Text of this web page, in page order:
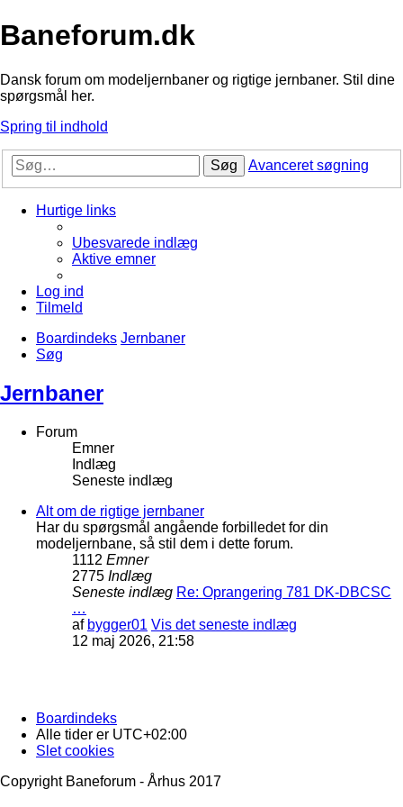
Baneforum.dk
Dansk forum om modeljernbaner og rigtige jernbaner. Stil dine
spørgsmål her.
Spring til indhold
Søg Avanceret søgning
Hurtige links
Ubesvarede indlæg
Aktive emner
Log ind
Tilmeld
Boardindeks Jernbaner
Søg
Jernbaner
Forum
Emner
Indlæg
Seneste indlæg
Alt om de rigtige jernbaner
Har du spørgsmål angående forbilledet for din
modeljernbane, så stil dem i dette forum.
1112 Emner
2775 Indlæg
Seneste indlæg Re: Oprangering 781 DK-DBCSC
…
af bygger01 Vis det seneste indlæg
12 maj 2026, 21:58
Boardindeks
Alle tider er UTC+02:00
Slet cookies
Copyright Baneforum - Århus 2017